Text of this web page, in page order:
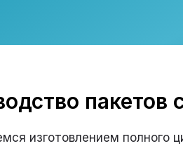
изготовлением полного